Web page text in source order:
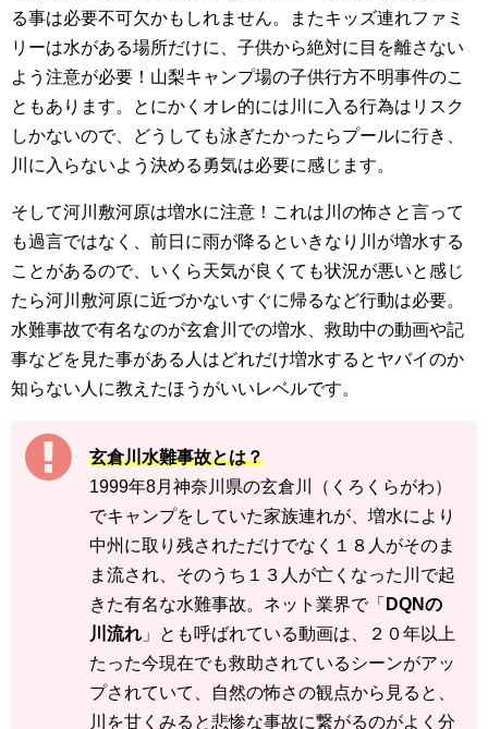
る事は必要不可欠かもしれません。またキッズ連れファミ
リーは水がある場所だけに、子供から絶対に目を離さない
よう注意が必要！山梨キャンプ場の子供行方不明事件のこ
ともあります。とにかくオレ的には川に入る行為はリスク
しかないので、どうしても泳ぎたかったらプールに行き、
川に入らないよう決める勇気は必要に感じます。
そして河川敷河原は増水に注意！これは川の怖さと言って
も過言ではなく、前日に雨が降るといきなり川が増水する
ことがあるので、いくら天気が良くても状況が悪いと感じ
たら河川敷河原に近づかないすぐに帰るなど行動は必要。
水難事故で有名なのが玄倉川での増水、救助中の動画や記
事などを見た事がある人はどれだけ増水するとヤバイのか
知らない人に教えたほうがいいレベルです。
玄倉川水難事故とは？
1999年8月神奈川県の玄倉川（くろくらがわ）
でキャンプをしていた家族連れが、増水により
中州に取り残されただけでなく１８人がそのま
ま流され、そのうち１３人が亡くなった川で起
きた有名な水難事故。ネット業界で「 DQNの
川流れ 」とも呼ばれている動画は、２０年以上
たった今現在でも救助されているシーンがアッ
プされていて、自然の怖さの観点から見ると、
川を甘くみると悲惨な事故に繋がるのがよく分